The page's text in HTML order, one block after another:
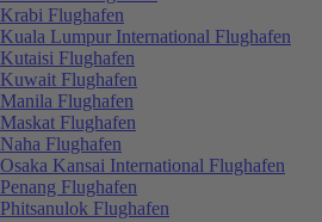
Krabi Flughafen
Kuala Lumpur International Flughafen
Kutaisi Flughafen
Kuwait Flughafen
Manila Flughafen
Maskat Flughafen
Naha Flughafen
Osaka Kansai International Flughafen
Penang Flughafen
Phitsanulok Flughafen